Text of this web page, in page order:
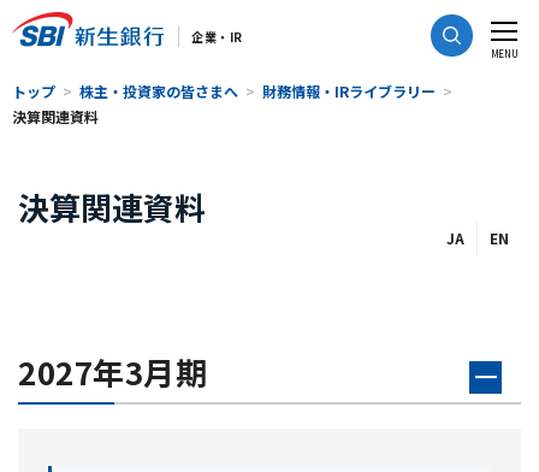
CLOSE
MENU
トップ 株主・投資家の皆さまへ
財務情報・IRライブラリー
決算関連資料
決算関連資料
JA EN
2027年3月期
企業・IR